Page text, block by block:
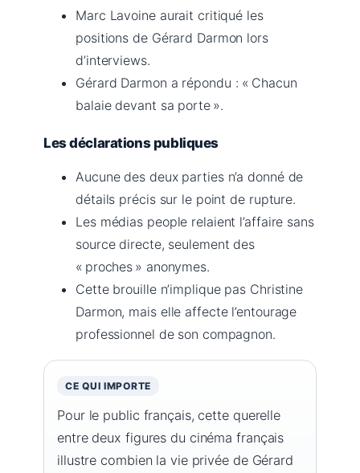
Marc Lavoine aurait critiqué les
positions de Gérard Darmon lors
d’interviews.
Gérard Darmon a répondu : « Chacun
balaie devant sa porte ».
Les déclarations publiques
Aucune des deux parties n’a donné de
détails précis sur le point de rupture.
Les médias people relaient l’affaire sans
source directe, seulement des
« proches » anonymes.
Cette brouille n’implique pas Christine
Darmon, mais elle affecte l’entourage
professionnel de son compagnon.
CE QUI IMPORTE
Pour le public français, cette querelle
entre deux figures du cinéma français
illustre combien la vie privée de Gérard